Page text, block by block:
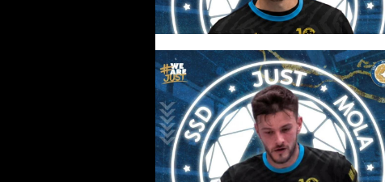
#futsalmercato, la Just Mola ha un
nuovo portiere: ufficiale Christian